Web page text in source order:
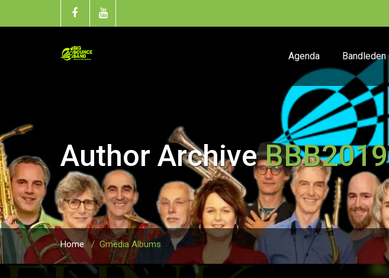
Agenda Bandleden
Author ArchiveBBB2019
Home / Gmedia Albums